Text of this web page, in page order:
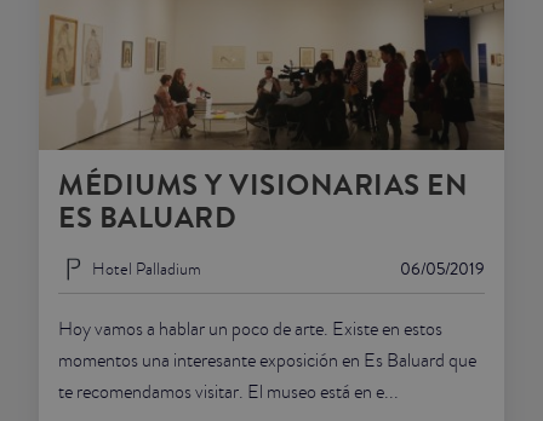
MÉDIUMS Y VISIONARIAS EN
ES BALUARD
06/05/2019
Hotel Palladium
Hoy vamos a hablar un poco de arte. Existe en estos
momentos una interesante exposición en Es Baluard que
te recomendamos visitar. El museo está en e...